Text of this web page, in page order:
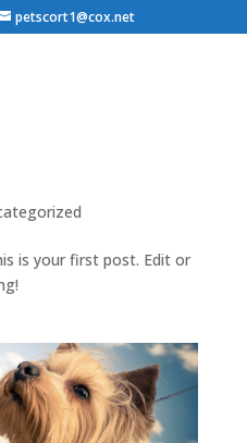
petscort1@cox.net
is your first post. Edit or